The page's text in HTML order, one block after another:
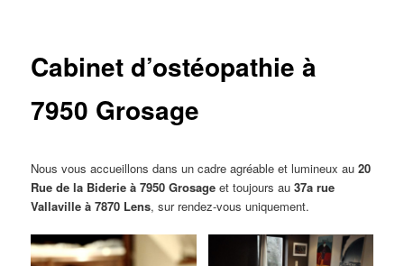
Cabinet d’ostéopathie à
7950 Grosage
Nous vous accueillons dans un cadre agréable et lumineux au20
Rue de la Biderie à 7950 Grosage et toujours au37a rue
Vallaville à 7870 Lens, sur rendez-vous uniquement.